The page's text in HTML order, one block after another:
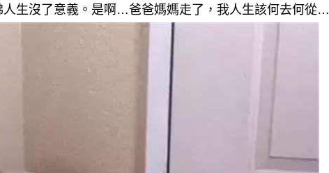
生沒了意義。是啊…爸爸媽媽走了，我人生該何去何從…